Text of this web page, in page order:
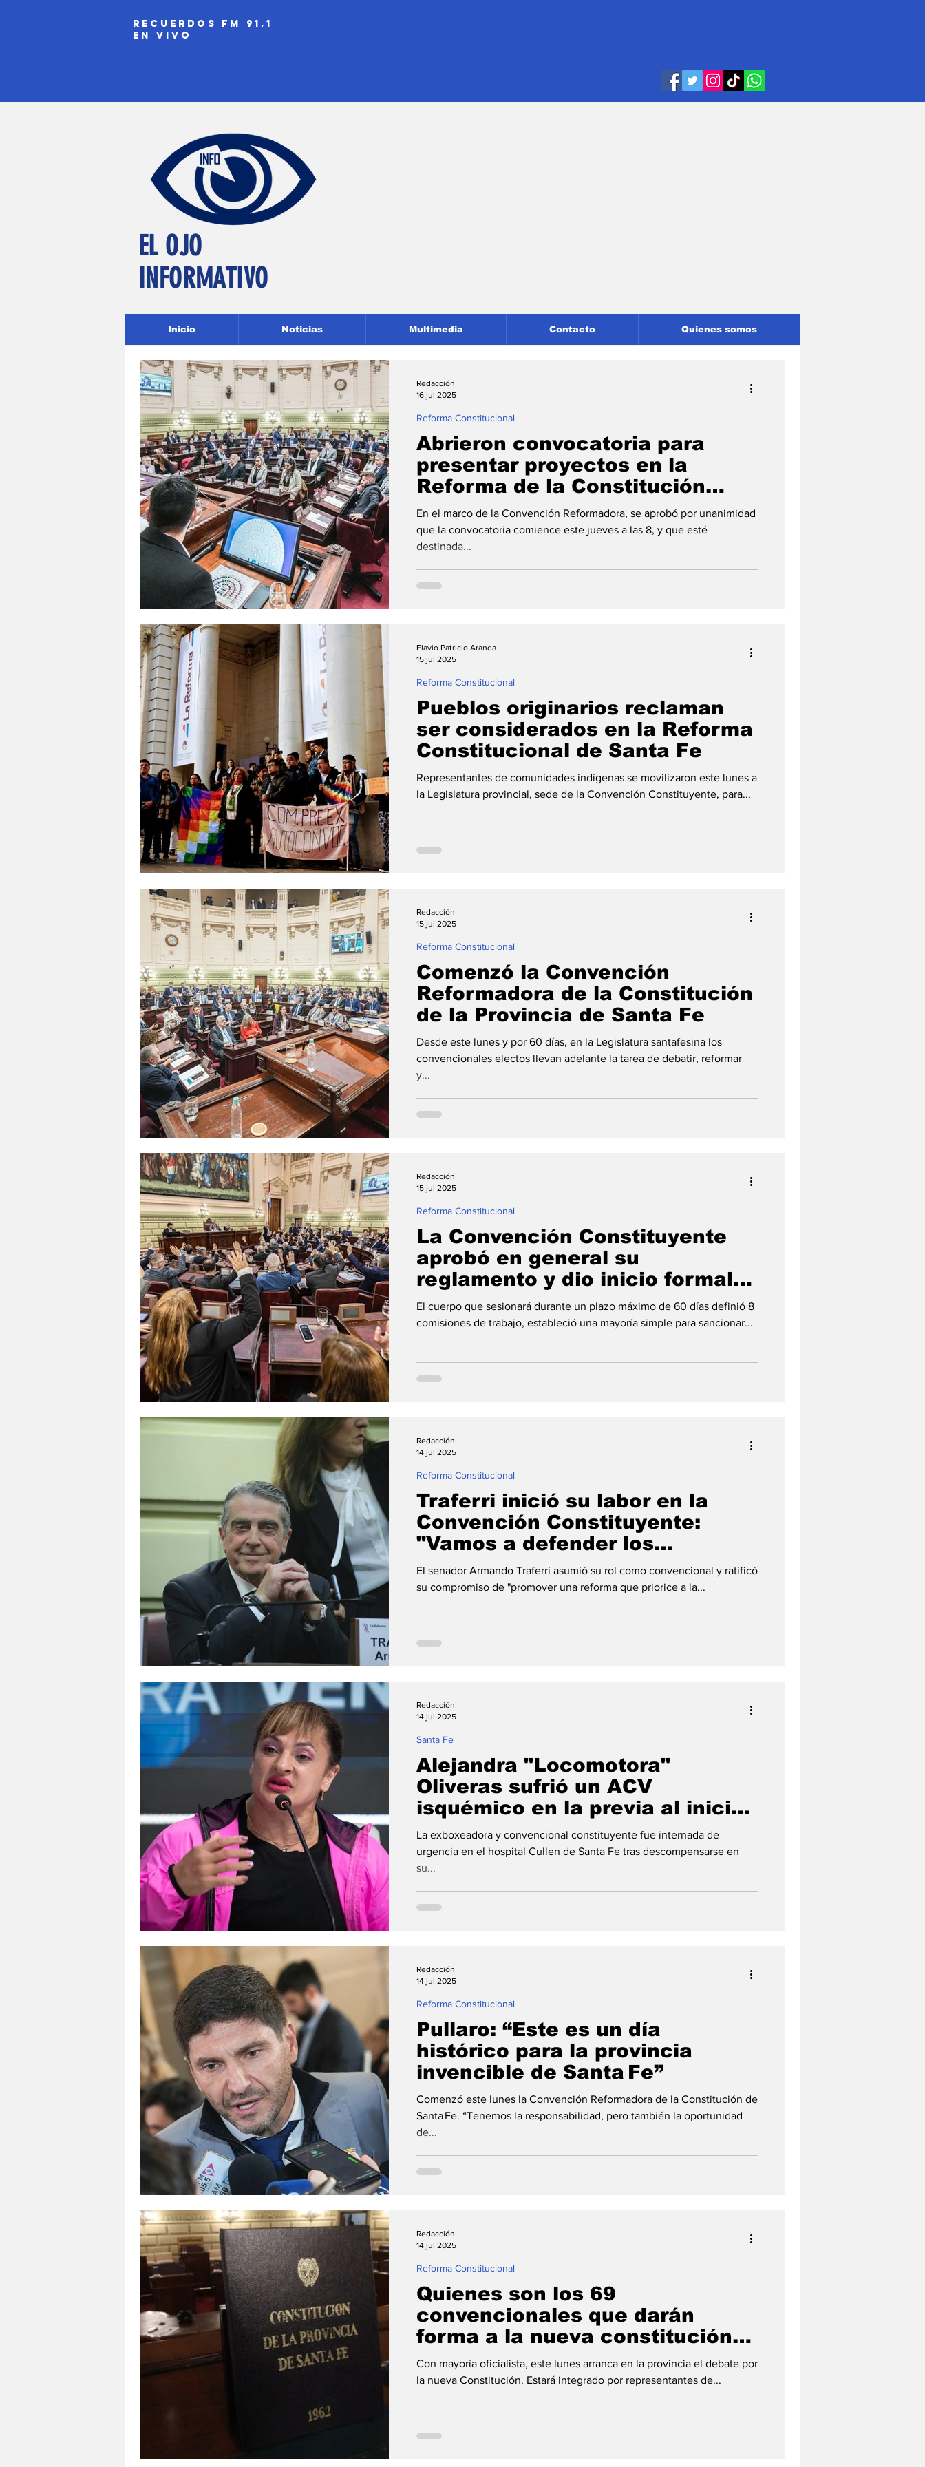
recuerdos fm 91.1
EN VIVO
EL OJO
INFORMATIVO
Inicio Noticias Multimedia Contacto Quienes somos
Abrieron convocatoria para
presentar proyectos en la
Reforma de la Constitución
provincial
En el marco de la Convención Reformadora, se aprobó por unanimidad
que la convocatoria comience este jueves a las 8, y que esté
destinada...
Reforma Constitucional
Redacción
16 jul 2025
Pueblos originarios reclaman
ser considerados en la Reforma
Constitucional de Santa Fe
Representantes de comunidades indígenas se movilizaron este lunes a
la Legislatura provincial, sede de la Convención Constituyente, para...
Reforma Constitucional
Flavio Patricio Aranda
15 jul 2025
Comenzó la Convención
Reformadora de la Constitución
de la Provincia de Santa Fe
Desde este lunes y por 60 días, en la Legislatura santafesina los
convencionales electos llevan adelante la tarea de debatir, reformar
y...
Reforma Constitucional
Redacción
15 jul 2025
La Convención Constituyente
aprobó en general su
reglamento y dio inicio formal
al proceso de Reforma
El cuerpo que sesionará durante un plazo máximo de 60 días definió 8
comisiones de trabajo, estableció una mayoría simple para sancionar...
Reforma Constitucional
Redacción
15 jul 2025
Traferri inició su labor en la
Convención Constituyente:
"Vamos a defender los
derechos de los habitantes del
departamento San Lorenzo"
El senador Armando Traferri asumió su rol como convencional y ratificó
su compromiso de "promover una reforma que priorice a la...
Reforma Constitucional
Redacción
14 jul 2025
Alejandra "Locomotora"
Oliveras sufrió un ACV
isquémico en la previa al inicio
de la Convención Reformadora
La exboxeadora y convencional constituyente fue internada de
urgencia en el hospital Cullen de Santa Fe tras descompensarse en
su...
Santa Fe
Redacción
14 jul 2025
Pullaro: “Este es un día
histórico para la provincia
invencible de Santa Fe”
Comenzó este lunes la Convención Reformadora de la Constitución de
Santa Fe. “Tenemos la responsabilidad, pero también la oportunidad
de...
Reforma Constitucional
Redacción
14 jul 2025
Quienes son los 69
convencionales que darán
forma a la nueva constitución
de Santa Fe
Con mayoría oficialista, este lunes arranca en la provincia el debate por
la nueva Constitución. Estará integrado por representantes de...
Reforma Constitucional
Redacción
14 jul 2025